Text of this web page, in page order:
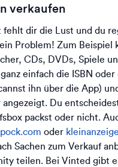
verkaufen
fehlt dir die Lust und du
Problem! Zum Beispiel
CDs, DVDs, Spiele
einfach die ISBN oder
ihn über die App)
Du
packst oder nicht.
oder
Sachen zum Verkauf
teilen. Bei Vinted gibt